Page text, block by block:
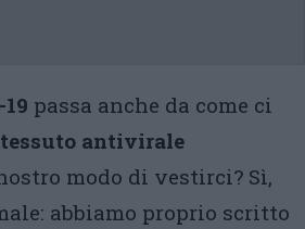
passa anche da come ci
tessuto antivirale
modo di vestirci? Sì,
abbiamo proprio scritto